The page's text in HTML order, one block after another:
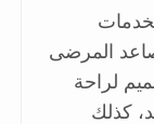
المرضى
لراحة
كذلك